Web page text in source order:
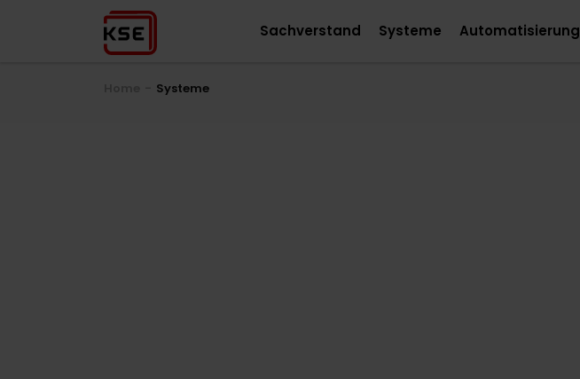
Sachverstand Systeme Automatisierung
Systeme